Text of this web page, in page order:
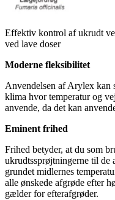
Effektiv kontrol af ukrudt
ved lave doser
Moderne fleksibilitet
Anvendelsen af Arylex kan
klima hvor temperatur og
anvende, da det kan
Eminent frihed
Frihed betyder, at du som
ukrudtssprøjtningerne til de
grundet midlernes
alle ønskede afgrøde efter
gælder for efterafgrøder.